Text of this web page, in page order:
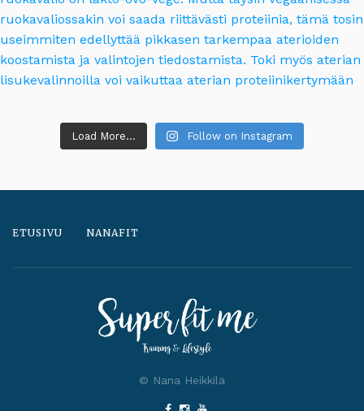
Load More... Follow on Instagram
ETUSIVU NANAFIT
© Nana Heikkilä